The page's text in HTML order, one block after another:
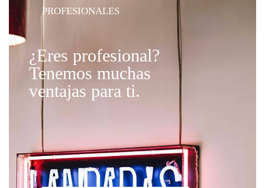
PROFESIONALES
¿Eres profesional?
Tenemos muchas
ventajas para ti.